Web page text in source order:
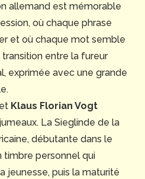
allemand est mémorable
où chaque phrase
et où chaque mot semble
entre la fureur
exprimée avec une grande
et Klaus Florian Vogt
La Sieglinde de la
débutante dans le
timbre personnel qui
jeunesse, puis la maturité